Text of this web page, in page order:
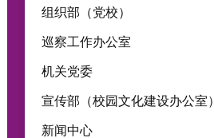
组织部（党校）
巡察工作办公室
机关党委
宣传部（校园文化建设办公室）
新闻中心